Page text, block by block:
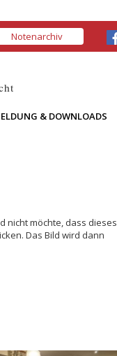
Notenarchiv
& DOWNLOADS
nicht möchte, dass dieses
Das Bild wird dann